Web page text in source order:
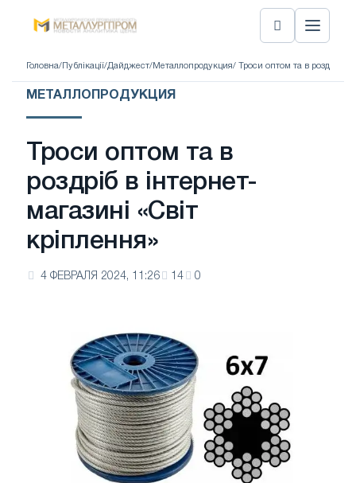
Головна/ Публікації/Дайджест/ Металлопродукция/ Троси оптом та в роздріб в
МЕТАЛЛОПРОДУКЦИЯ
Троси оптом та в
роздріб в інтернет-
магазині «Світ
кріплення»
4 ФЕВРАЛЯ 2024, 11:26 14 0